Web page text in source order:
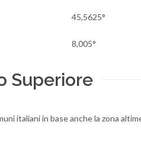
45,5625°
8,005°
Superiore
italiani in base anche la zona